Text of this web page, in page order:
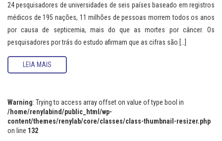
24 pesquisadores de universidades de seis países baseado em registros
médicos de 195 nações, 11 milhões de pessoas morrem todos os anos
por causa de septicemia, mais do que as mortes por câncer. Os
pesquisadores por trás do estudo afirmam que as cifras são […]
LEIA MAIS
Warning: Trying to access array offset on value of type bool in
/home/renylabind/public_html/wp-
content/themes/renylab/core/classes/class-thumbnail-resizer.php
on line 132